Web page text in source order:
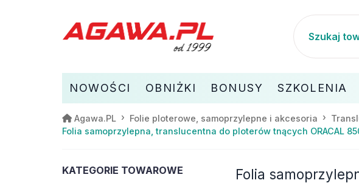
NOWOŚCI OBNIŻKI BONUSY SZKOLENIA
Agawa.PL Folie ploterowe, samoprzylepne i akcesoria
Folia samoprzylepna, translucentna do ploterów tnących ORACAL
KATEGORIE TOWAROWE Folia